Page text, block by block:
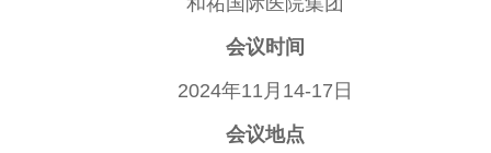
会议时间
2024年11月14-17日
会议地点